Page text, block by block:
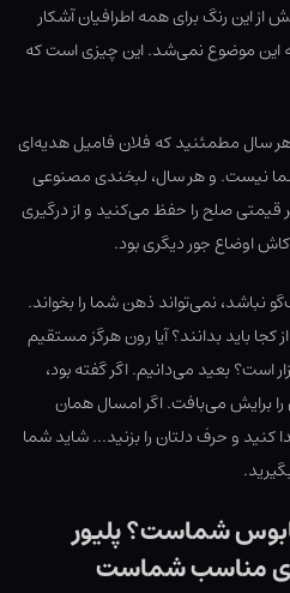
این رنگ برای همه اطرافیان آشکار
موضوع نمی‌شد. این چیزی است که
هر سال مطمئنید که فلان فامیل هدیه‌ای
نیست. و هر سال، لبخندی مصنوعی
صلح را حفظ می‌کنید و از درگیری
اوضاع جور دیگری بود.
نباشد، نمی‌تواند ذهن شما را بخواند.
باید بدانند؟ آیا رون هرگز مستقیم
بعید می‌دانیم. اگر گفته بود،
برایش می‌بافت. اگر امسال همان
کنید و حرف دلتان را بزنید… شاید شما
شماست؟ پلیور
مناسب شماست